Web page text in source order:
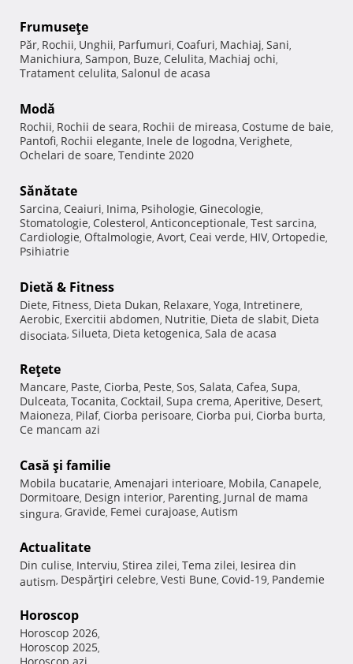
Frumuseţe
Păr, Rochii, Unghii, Parfumuri, Coafuri, Machiaj, Sani,
Manichiura, Sampon, Buze, Celulita, Machiaj ochi,
Tratament celulita, Salonul de acasa
Modă
Rochii, Rochii de seara, Rochii de mireasa, Costume de baie,
Pantofi, Rochii elegante, Inele de logodna, Verighete,
Ochelari de soare, Tendinte 2020
Sănătate
Sarcina, Ceaiuri, Inima, Psihologie, Ginecologie,
Stomatologie, Colesterol, Anticonceptionale, Test sarcina,
Cardiologie, Oftalmologie, Avort, Ceai verde, HIV, Ortopedie,
Psihiatrie
Dietă & Fitness
Diete, Fitness, Dieta Dukan, Relaxare, Yoga, Intretinere,
Aerobic, Exercitii abdomen, Nutritie, Dieta de slabit, Dieta
disociata, Silueta, Dieta ketogenica, Sala de acasa
Reţete
Mancare, Paste, Ciorba, Peste, Sos, Salata, Cafea, Supa,
Dulceata, Tocanita, Cocktail, Supa crema, Aperitive, Desert,
Maioneza, Pilaf, Ciorba perisoare, Ciorba pui, Ciorba burta,
Ce mancam azi
Casă şi familie
Mobila bucatarie, Amenajari interioare, Mobila, Canapele,
Dormitoare, Design interior, Parenting, Jurnal de mama
singura, Gravide, Femei curajoase, Autism
Actualitate
Din culise, Interviu, Stirea zilei, Tema zilei, Iesirea din
autism, Despărţiri celebre, Vesti Bune, Covid-19, Pandemie
Horoscop
Horoscop 2026,
Horoscop 2025,